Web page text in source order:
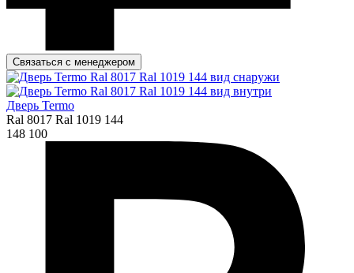
Связаться с менеджером
Дверь Termo
Ral 8017 Ral 1019 144
148 100